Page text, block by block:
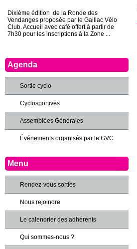
Dixième édition de la Ronde des
Vendanges proposée par le Gaillac Vélo
Club. Accueil avec café offert à partir de
7h30 pour les inscriptions à la Zone ...
Agenda
Sortie cyclo
Cyclosportives
Assemblées Générales
Événements organisés par le GVC
Menu
Rendez-vous sorties
Nous rejoindre
Le calendrier des adhérents
Qui sommes-nous ?